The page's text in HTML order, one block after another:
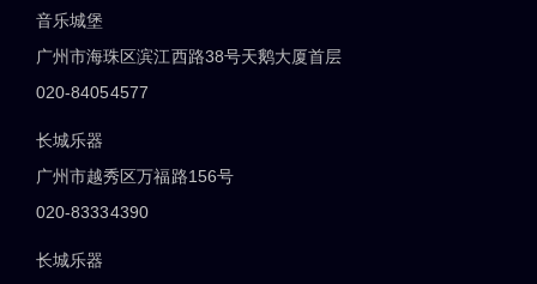
音乐城堡
广州市海珠区滨江西路38号天鹅大厦首层
020-84054577
长城乐器
广州市越秀区万福路156号
020-83334390
长城乐器